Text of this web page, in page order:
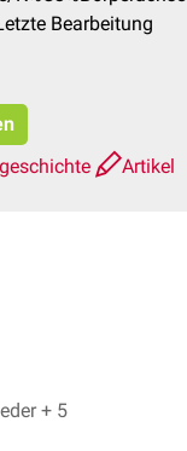
Bearbeitung
Artikel
Dr. No, Joshua Soeder + 5